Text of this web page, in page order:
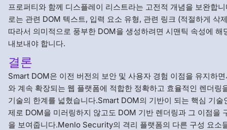
프로퍼티와 함께 디스플레이 리스트라는 고전적 개념을 보완합
로는 관련 DOM 텍스트, 입력 요소 유형, 관련 링크 (적절하게 삭
따라서 의미적으로 풍부한 DOM을 생성하려면 시맨틱 속성에 해
내보내야 합니다.
결론
Smart DOM은 이전 버전의 보안 및 사용자 경험 이점을 유지하
와 계속 확장되는 웹 플랫폼에 적합한 정확하고 효율적인 렌더링
기술의 한계를 넓혔습니다.Smart DOM의 기반이 되는 핵심 기술
제로 DOM을 미러링하지 않고도 DOM 기반 렌더링과 그 이점을
을 보여줍니다.Menlo Security의 격리 플랫폼의 다른 구성 요소